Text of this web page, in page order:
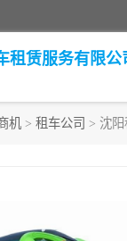
租赁服务有限公
机 > 租车公司 > 沈阳